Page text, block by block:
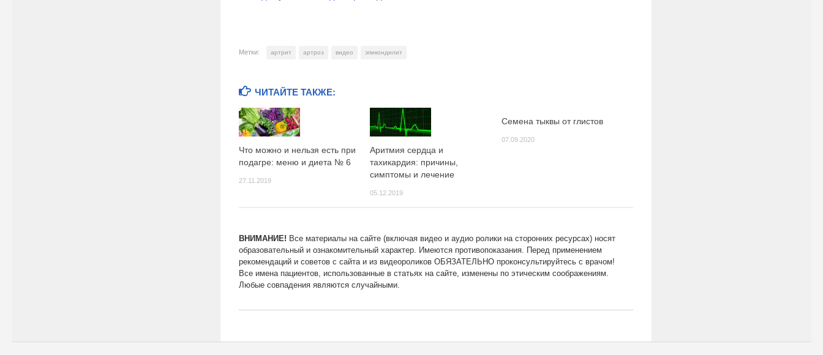
Метки: артрит артроз видео эпикондилит
ЧИТАЙТЕ ТАКЖЕ:
Что можно и нельзя есть при
подагре: меню и диета № 6
27.11.2019
Аритмия сердца и
тахикардия: причины,
симптомы и лечение
05.12.2019
Семена тыквы от глистов
07.09.2020
ВНИМАНИЕ! Все материалы на сайте (включая видео и аудио ролики на сторонних ресурсах) носят
образовательный и ознакомительный характер. Имеются противопоказания. Перед применением
рекомендаций и советов с сайта и из видеороликов ОБЯЗАТЕЛЬНО проконсультируйтесь с врачом!
Все имена пациентов, использованные в статьях на сайте, изменены по этическим соображениям.
Любые совпадения являются случайными.